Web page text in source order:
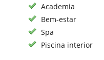
Academia
Bem-estar
Spa
Piscina interior